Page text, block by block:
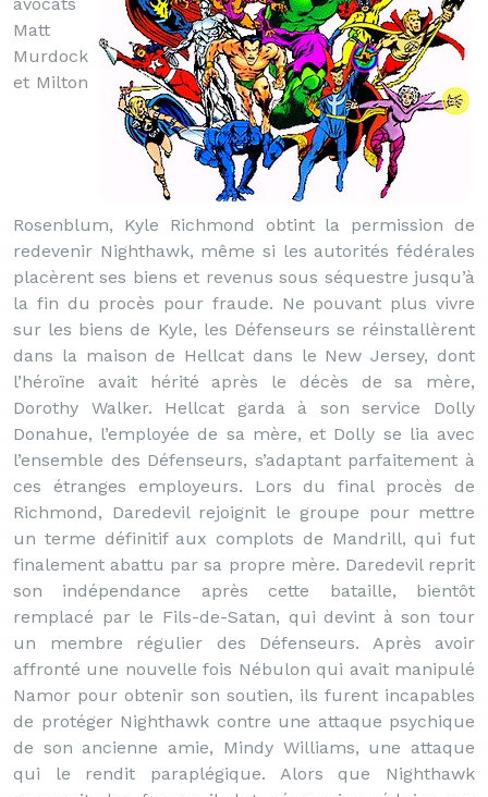
Matt
Murdock
et Milton
Rosenblum, Kyle Richmond obtint la permission de
redevenir Nighthawk, même si les autorités fédérales
placèrent ses biens et revenus sous séquestre jusqu’à
la fin du procès pour fraude. Ne pouvant plus vivre
sur les biens de Kyle, les Défenseurs se réinstallèrent
dans la maison de Hellcat dans le New Jersey, dont
l’héroïne avait hérité après le décès de sa mère,
Dorothy Walker. Hellcat garda à son service Dolly
Donahue, l’employée de sa mère, et Dolly se lia avec
l’ensemble des Défenseurs, s’adaptant parfaitement à
ces étranges employeurs. Lors du final procès de
Richmond, Daredevil rejoignit le groupe pour mettre
un terme définitif aux complots de Mandrill, qui fut
finalement abattu par sa propre mère. Daredevil reprit
son indépendance après cette bataille, bientôt
remplacé par le Fils-de-Satan, qui devint à son tour
un membre régulier des Défenseurs. Après avoir
affronté une nouvelle fois Nébulon qui avait manipulé
Namor pour obtenir son soutien, ils furent incapables
de protéger Nighthawk contre une attaque psychique
de son ancienne amie, Mindy Williams, une attaque
qui le rendit paraplégique. Alors que Nighthawk